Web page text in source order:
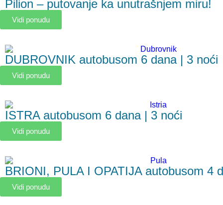
Pilion – putovanje ka unutrašnjem miru!
Vidi ponudu
DUBROVNIK autobusom 6 dana | 3 noći
Vidi ponudu
ISTRA autobusom 6 dana | 3 noći
Vidi ponudu
BRIONI, PULA I OPATIJA autobusom 4
Vidi ponudu